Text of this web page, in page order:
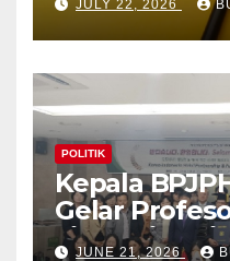
JULY 22, 2026
POLITIK
Kepala
Gelar
Silla
JUNE 21, 2026